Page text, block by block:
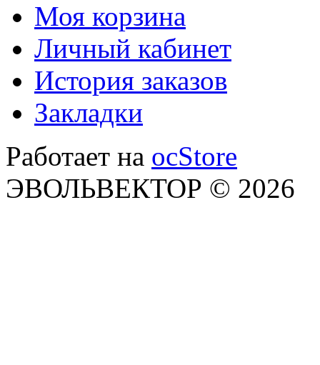
Моя корзина
Личный кабинет
История заказов
Закладки
Работает на ocStore
ЭВОЛЬВЕКТОР © 2026